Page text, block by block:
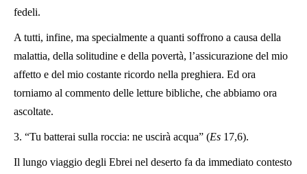
fedeli.
A tutti, infine, ma specialmente a quanti soffrono a causa della
malattia, della solitudine e della povertà, l’assicurazione del mio
affetto e del mio costante ricordo nella preghiera. Ed ora
torniamo al commento delle letture bibliche, che abbiamo ora
ascoltate.
3. “Tu batterai sulla roccia: ne uscirà acqua” (Es 17,6).
Il lungo viaggio degli Ebrei nel deserto fa da immediato contesto